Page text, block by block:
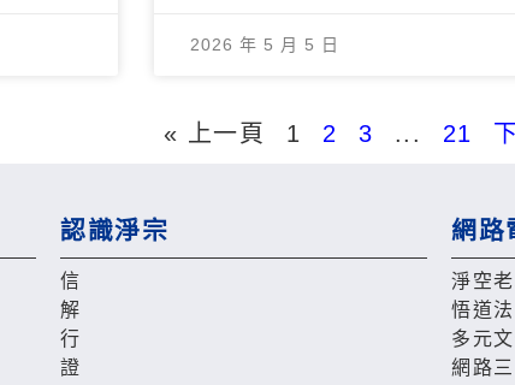
2026 年 5 月 5 日
« 上一頁 1 2 3 ... 21
認識淨宗
信
解
行
證
網路
淨空
悟道
多元
網路